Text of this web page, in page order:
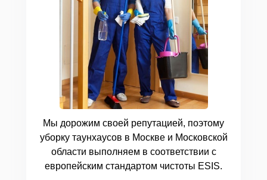
Мы дорожим своей репутацией, поэтому
уборку таунхаусов в Москве и Московской
области выполняем в соответствии с
европейским стандартом чистоты ESIS.